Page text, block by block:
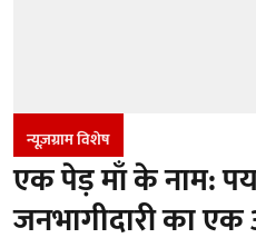
न्यूज़ग्राम विशेष
एक पेड़ माँ के नाम:
जनभागीदारी का